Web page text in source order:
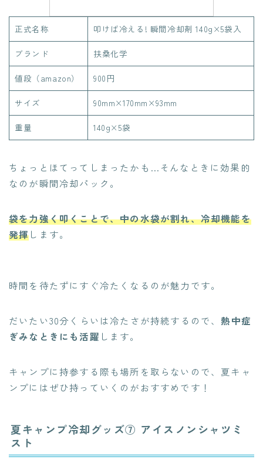
正式名称 叩けば冷える! 瞬間冷却剤 140g×5袋入
ブランド 扶桑化学
値段（amazon） 900円
サイズ 90mm×170mm×93mm
重量 140g×5袋
ちょっとほてってしまったかも…そんなときに効果的
なのが瞬間冷却パック。
袋を力強く叩くことで、中の水袋が割れ、冷却機能を
発揮します。
時間を待たずにすぐ冷たくなるのが魅力です。
だいたい30分くらいは冷たさが持続するので、熱中症
ぎみなときにも活躍 します。
キャンプに持参する際も場所を取らないので、夏キャ
ンプにはぜひ持っていくのがおすすめです！
夏キャンプ冷却グッズ⑦ アイスノンシャツミ
スト
海外在住夫婦と"試住"計画しよう